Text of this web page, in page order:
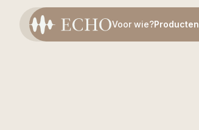
Voor wie?Producten